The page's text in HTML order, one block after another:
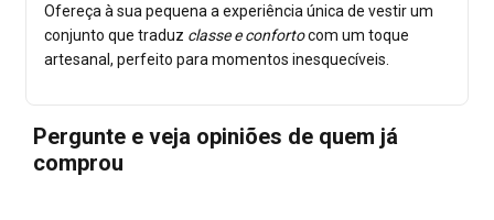
Ofereça à sua pequena a experiência única de vestir um
conjunto que traduz classe e confortocom um toque
artesanal, perfeito para momentos inesquecíveis.
Pergunte e veja opiniões de quem já
comprou